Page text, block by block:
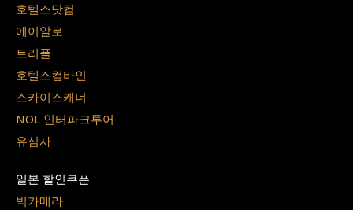
호텔스닷컴
에어알로
트리플
호텔스컴바인
스카이스캐너
NOL 인터파크투어
유심사
일본 할인쿠폰
빅카메라